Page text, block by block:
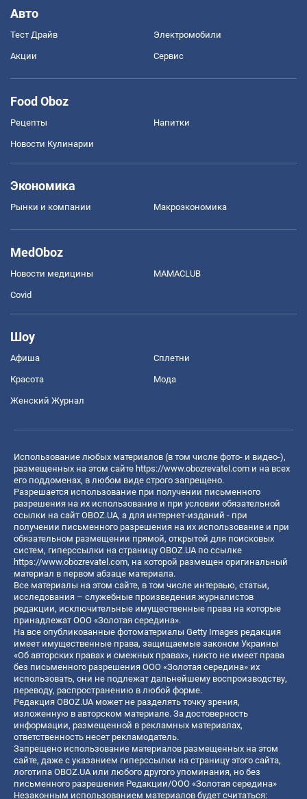
Авто
Тест Драйв Электромобили
Акции Сервис
Food Oboz
Рецепты Напитки
Новости Кулинарии
Экономика
Рынки и компании Mакроэкономика
MedOboz
Новости медицины MAMACLUB
Covid
Шоу
Афиша Сплетни
Красота Мода
Женский Журнал
Использование любых материалов (в том числе фото- и видео-),
размещенных на этом сайте https://www.obozrevatel.com и на всех
его поддоменах, в любом виде строго запрещено.
Разрешается использование при получении письменного
разрешения на их использование и при условии обязательной
ссылки на сайт OBOZ.UA, а для интернет-изданий - при
получении письменного разрешения на их использование и при
обязательном размещении прямой, открытой для поисковых
систем, гиперссылки на страницу OBOZ.UA по ссылке
https://www.obozrevatel.com, на которой размещен оригинальный
материал в первом абзаце материала.
Все материалы на этом сайте, в том числе интервью, статьи,
исследования – служебные произведения журналистов
редакции, исключительные имущественные права на которые
принадлежат ООО «Золотая середина».
На все опубликованные фотоматериалы Getty Images редакция
имеет имущественные права, защищаемые законом Украины
«Об авторских правах и смежных правах», никто не имеет права
без письменного разрешения ООО «Золотая середина» их
использовать, они не подлежат дальнейшему воспроизводству,
переводу, распространению в любой форме.
Редакция OBOZ.UA может не разделять точку зрения,
изложенную в авторском материале. За достоверность
информации, размещенной в рекламных материалах,
ответственность несет рекламодатель.
Запрещено использование материалов размещенных на этом
сайте, даже с указанием гиперссылки на страницу этого сайта,
логотипа OBOZ.UA или любого другого упоминания, но без
письменного разрешения Редакции/ООО «Золотая середина»
Незаконным использованием материалов будет считаться: